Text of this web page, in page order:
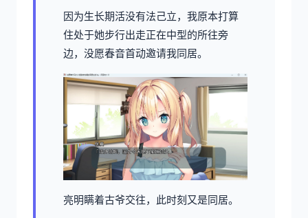
因为生长期活没有法己立，我原本打算
住处于她步行出走正在中型的所往旁
边，没愿春音首动邀请我同居。
亮明瞒着古爷交往，此时刻又是同居。